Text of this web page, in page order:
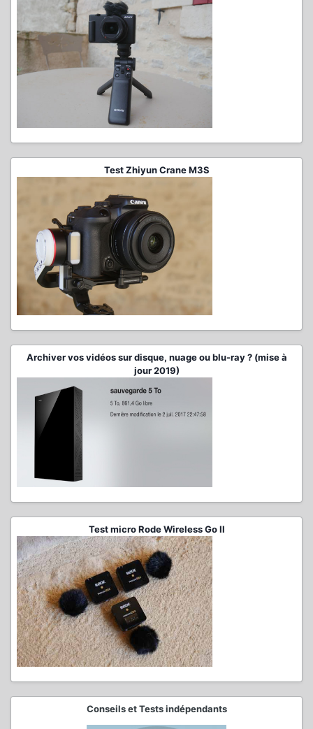
Test Zhiyun Crane M3S
Archiver vos vidéos sur disque, nuage ou blu-ray ? (mise à
jour 2019)
Test micro Rode Wireless Go II
Conseils et Tests indépendants